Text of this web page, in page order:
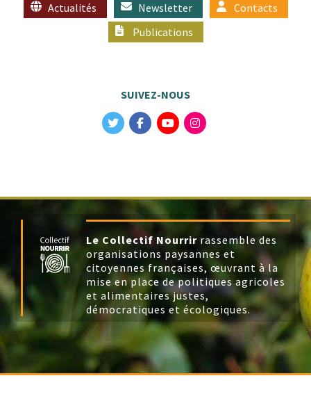
Actualités Newsletter
Contacts
Publications
SUIVEZ-NOUS
Le Collectif Nourrir rassemble des
organisations paysannes et
citoyennes françaises, œuvrant à la
mise en place de politiques agricoles
et alimentaires justes,
démocratiques et écologiques.